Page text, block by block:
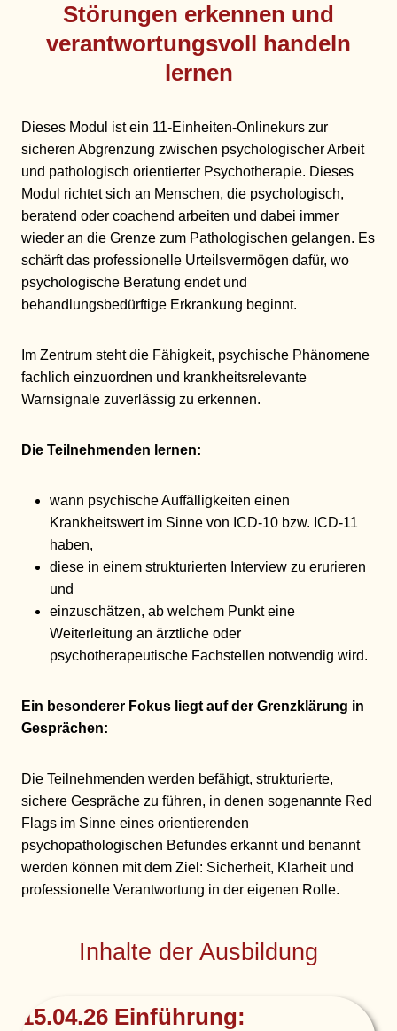
Störungen erkennen und
verantwortungsvoll handeln
lernen
Dieses Modul ist ein 11-Einheiten-Onlinekurs zur
sicheren Abgrenzung zwischen psychologischer Arbeit
und pathologisch orientierter Psychotherapie. Dieses
Modul richtet sich an Menschen, die psychologisch,
beratend oder coachend arbeiten und dabei immer
wieder an die Grenze zum Pathologischen gelangen. Es
schärft das professionelle Urteilsvermögen dafür, wo
psychologische Beratung endet und
behandlungsbedürftige Erkrankung beginnt.
Im Zentrum steht die Fähigkeit, psychische Phänomene
fachlich einzuordnen und krankheitsrelevante
Warnsignale zuverlässig zu erkennen.
Die Teilnehmenden lernen:
wann psychische Auffälligkeiten einen
Krankheitswert im Sinne von ICD-10 bzw. ICD-11
haben,
diese in einem strukturierten Interview zu erurieren
und
einzuschätzen, ab welchem Punkt eine
Weiterleitung an ärztliche oder
psychotherapeutische Fachstellen notwendig wird.
Ein besonderer Fokus liegt auf der Grenzklärung in
Gesprächen:
Die Teilnehmenden werden befähigt, strukturierte,
sichere Gespräche zu führen, in denen sogenannte Red
Flags im Sinne eines orientierenden
psychopathologischen Befundes erkannt und benannt
werden können mit dem Ziel: Sicherheit, Klarheit und
professionelle Verantwortung in der eigenen Rolle.
Inhalte der Ausbildung
15.04.26 Einführung: